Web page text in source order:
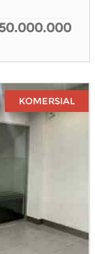
KOMERSIAL